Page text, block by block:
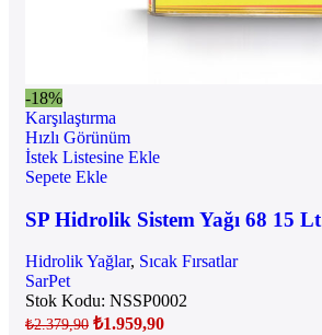
-18%
Karşılaştırma
Hızlı Görünüm
İstek Listesine Ekle
Sepete Ekle
SP Hidrolik Sistem Yağı 68 15 Lt
Hidrolik Yağlar, Sıcak Fırsatlar
SarPet
Stok Kodu: NSSP0002
₺2.379,90 ₺1.959,90